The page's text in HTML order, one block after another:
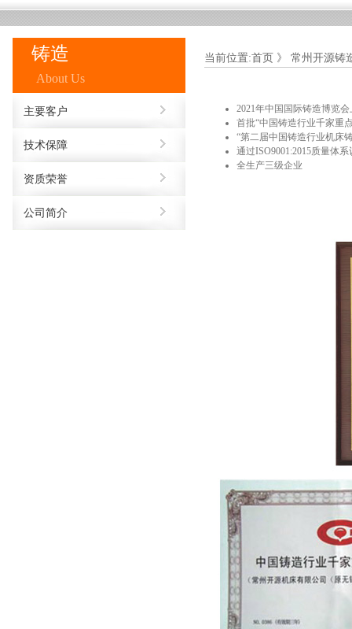
铸造
About Us
主要客户
技术保障
资质荣誉
公司简介
当前位置:首页 》 常州开源铸
2021年中国国际铸造博览
首批“中国铸造行业千家重
“第二届中国铸造行业机床
通过ISO9001:2015质量体系
全生产三级企业